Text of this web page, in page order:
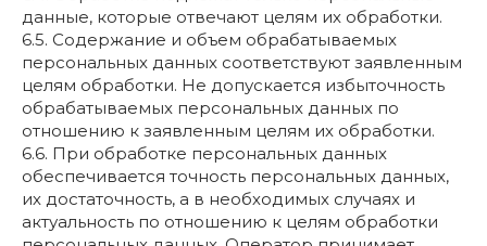
данные, которые отвечают целям их обработки.
6.5. Содержание и объем обрабатываемых
персональных данных соответствуют заявленным
целям обработки. Не допускается избыточность
обрабатываемых персональных данных по
отношению к заявленным целям их обработки.
6.6. При обработке персональных данных
обеспечивается точность персональных данных,
их достаточность, а в необходимых случаях и
актуальность по отношению к целям обработки